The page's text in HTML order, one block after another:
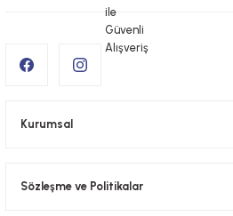
Kurumsal
Sözleşme ve Politikalar